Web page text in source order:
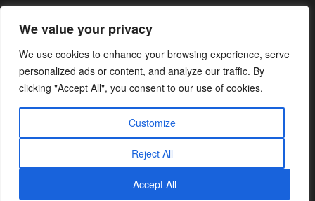
We value your privacy
We use cookies to enhance your browsing experience, serve
personalized ads or content, and analyze our traffic. By
clicking "Accept All", you consent to our use of cookies.
Customize
Reject All
Accept All
Instagram
Facebook
LinkedIn
Avís legal-Condicions generals-Política de cookies-Política de
privacitat